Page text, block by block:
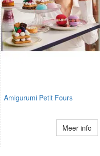
Amigurumi Petit Fours
Meer info